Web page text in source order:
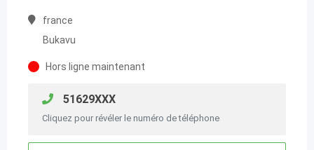
france
Bukavu
Hors ligne maintenant
51629XXX
Cliquez pour révéler le numéro de téléphone